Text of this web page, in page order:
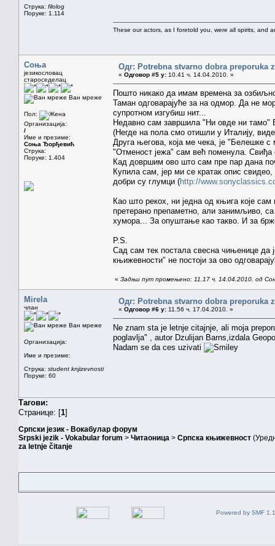
Струка: filolog
Поруке: 1.114
These our actors, as I foretold you, were all spirits, and
Соња
језикословац
староседелац
Ван мреже
Пол:
Организација:
/
Име и презиме:
Соња Ђорђевић
Струка:
Поруке: 1.404
Одг: Potrebna stvarno dobra preporuka
« Одговор #5 у: 10.41 ч. 14.04.2010. »
Пошто никако да имам времена за
Таман одговарајуће за на одмор. Да не
супротном изгубиш нит...
Недавно сам завршила "Ни овде ни тамо"
(Негде на пола смо отишли у Италију,
Друга његова, која ме чека, је "Белешке
"Отменост јежа" сам већ поменула. Свиђа
Кад довршим ово што сам пре пар дана
Купила сам, јер ми се кратак опис
добри су глумци (http://
Као што рекох, ни једна од књига које
претерано препаметно, али занимљиво,
хумора... За опуштање као такво. И за
P.S.
Сад сам тек постала свесна чињенице да
књижевности" не постоји за ово
« Задњи пут промењено: 11.17 ч. 14.04.2010. од
Mirela
члан
Ван мреже
Организација:
Име и презиме:
Струка: student knjizevnosti
Поруке: 60
Одг: Potrebna stvarno dobra preporuka
« Одговор #6 у: 11.56 ч. 17.04.2010. »
Ne znam sta je letnje citajnje, ali moja
poglavlja" , autor Dzulijan Barns,izdala
Nadam se da ces uzivati
Тагови:
Странице: [1]
Српски језик - Вокабулар форум
Srpski jezik - Vokabular forum > Читаоница > Српска књижевност
za letnje čitanje
Powered by SMF